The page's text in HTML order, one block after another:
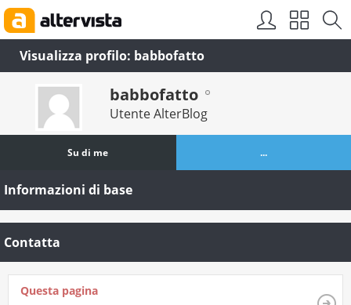
Visualizza profilo: babbofatto
babbofatto
Utente AlterBlog
Su di me ...
Informazioni di base
Contatta
Questa pagina